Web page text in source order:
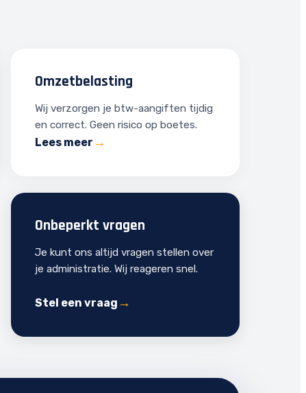
Omzetbelasting
Wij verzorgen je btw-aangiften tijdig
en correct. Geen risico op boetes.
Lees meer
Onbeperkt vragen
Je kunt ons altijd vragen stellen over
je administratie. Wij reageren snel.
Stel een vraag